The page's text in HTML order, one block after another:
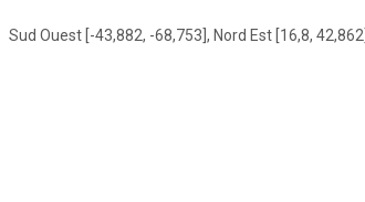
Sud Ouest [-43,882, -68,753], Nord Est [16,8, 42,862]